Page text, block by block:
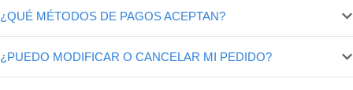
¿QUÉ MÉTODOS DE PAGOS ACEPTAN?
¿PUEDO MODIFICAR O CANCELAR MI PEDIDO?